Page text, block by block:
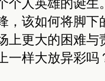
个人英雄的诞生
，该如何将脚下
上更大的困难与
一样大放异彩吗